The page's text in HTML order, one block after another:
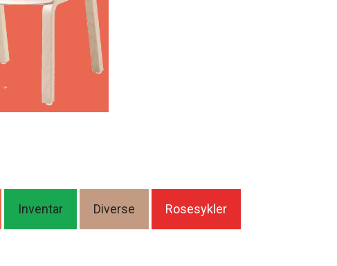
Inventar Diverse Rosesykler